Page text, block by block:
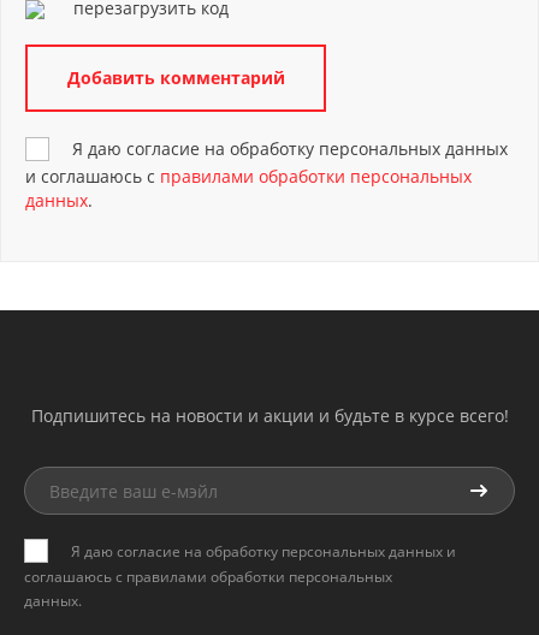
перезагрузить код
Я даю согласие на обработку персональных данных
и соглашаюсь с правилами обработки персональных
данных.
Подпишитесь на новости и акции и будьте в курсе всего!
Я даю согласие на обработку персональных данных и
соглашаюсь с правилами обработки персональных
данных.